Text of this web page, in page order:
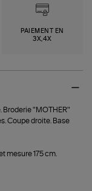
PAIEMENT EN
3X,4X
Broderie "MOTHER"
Coupe droite. Base
mesure 175 cm.